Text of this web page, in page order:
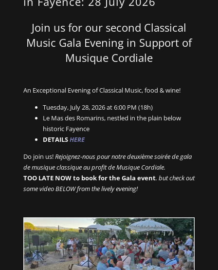
Join us for our second Classical
Music Gala Evening in Support of
Musique Cordiale
An Exceptional Evening of Classical Music, food & wine!
Tuesday, July 28, 2026 at 6:00 PM (18h)
Le Mas des Romarins, nestled in the plain below
historic Fayence
DETAILSHERE
Do join us!Rejoignez-nous pour notre deuxième soirée de gala
de musique classique au profit de Musique Cordiale.
TOO LATE NOW to book for the Gala event. but check out
some video BELOW from the lively evening!